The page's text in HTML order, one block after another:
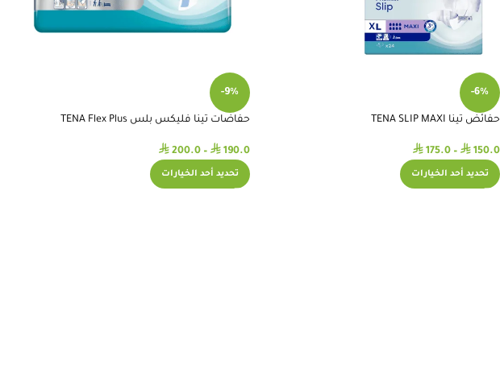
-6%
حفائض تينا TENA SLIP MAXI
⃁ 150.0
–
⃁ 175.0
تحديد أحد الخيارات
-9%
حفاضات تينا فليكس بلس TENA Flex Plus
⃁190.0
–
⃁200.0
تحديد أحد الخيارات